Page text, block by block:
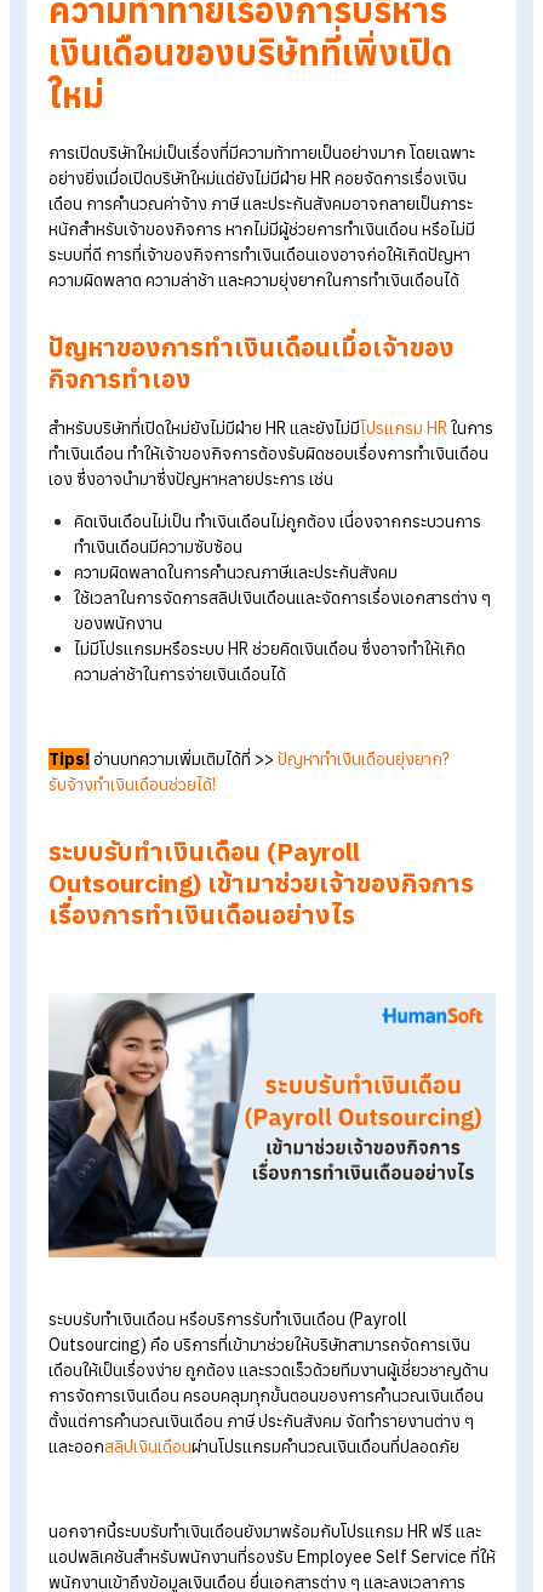
อาชีพ
รับทำเงินเดือนราคาถูก ตัวช่วยดี ๆ ที่ SMEควรใช้
ไม่มี HR Payrollก็คิดเงินเดือนได้ ด้วยบริการรับทำเงินเดือน
ความท้าทายเรื่องการบริหาร
เงินเดือนของบริษัทที่เพิ่งเปิด
ใหม่
อย่างยิ่งเมื่อเปิดบริษัทใหม่แต่ยังไม่มีฝ่าย HR คอยจัดการเรื่องเงิน
เดือน การคำนวณค่าจ้าง ภาษี และประกันสังคมอาจกลายเป็นภาระ
ระบบที่ดี การที่เจ้าของกิจการทำเงินเดือนเองอาจก่อให้เกิดปัญหา
ความผิดพลาด ความล่าช้า และความยุ่งยากในการทำเงินเดือนได้
ปัญหาของการทำเงินเดือนเมื่อเจ้าของ
กิจการทำเอง
สำหรับบริษัทที่เปิดใหม่ยังไม่มีฝ่าย HR และยังไม่มี
ทำเงินเดือน ทำให้เจ้าของกิจการต้องรับผิดชอบเรื่องการทำเงินเดื
ทำเงินเดือนมีความซับซ้อน
ความผิดพลาดในการคำนวณภาษีและประกันสังคม
ของพนักงาน
ไม่มีโปรแกรมหรือระบบ HR ช่วยคิดเงินเดือน ซึ่งอาจทำให้เกิด
ความล่าช้าในการจ่ายเงินเดือนได้
Tips!อ่านบทความเพิ่มเติมได้ที่ >>
ปัญหาทำเงินเดือนยุ่งยาก?
รับจ้างทำเงินเดือนช่วยได้!
ระบบรับทำเงินเดือน (Payroll
Outsourcing)
เข้ามาช่วยเจ้าของกิจการ
เรื่องการทำเงินเดือนอย่างไร